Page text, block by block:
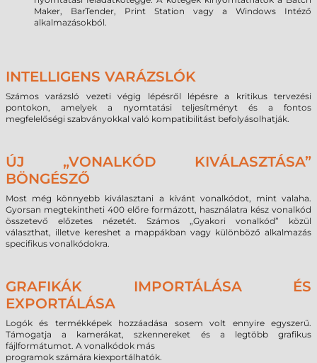
Maker, BarTender, Print Station vagy a Windows Intéző
alkalmazásokból.
INTELLIGENS VARÁZSLÓK
Számos varázsló vezeti végig lépésről lépésre a kritikus tervezési
pontokon, amelyek a nyomtatási teljesítményt és a fontos
megfelelőségi szabványokkal való kompatibilitást befolyásolhatják.
ÚJ „VONALKÓD KIVÁLASZTÁSA”
BÖNGÉSZŐ
Most még könnyebb kiválasztani a kívánt vonalkódot, mint valaha.
Gyorsan megtekintheti 400 előre formázott, használatra kész vonalkód
összetevő előzetes nézetét. Számos „Gyakori vonalkód” közül
választhat, illetve kereshet a mappákban vagy különböző alkalmazás
specifikus vonalkódokra.
GRAFIKÁK IMPORTÁLÁSA ÉS
EXPORTÁLÁSA
Logók és termékképek hozzáadása sosem volt ennyire egyszerű.
Támogatja a kamerákat, szkennereket és a legtöbb grafikus
fájlformátumot. A vonalkódok más
programok számára kiexportálhatók.